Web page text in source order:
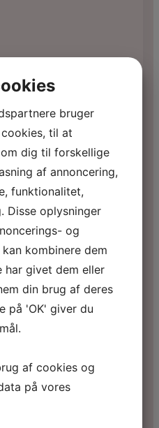
bruger
til at
dig til forskellige
af annoncering,
funktionalitet,
Disse oplysninger
og
kombinere dem
har givet dem eller
din brug af deres
på 'OK' giver du
af cookies og
på vores